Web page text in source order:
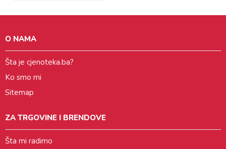
O NAMA
Šta je cjenoteka.ba?
Ko smo mi
Sitemap
ZA TRGOVINE I BRENDOVE
Šta mi radimo